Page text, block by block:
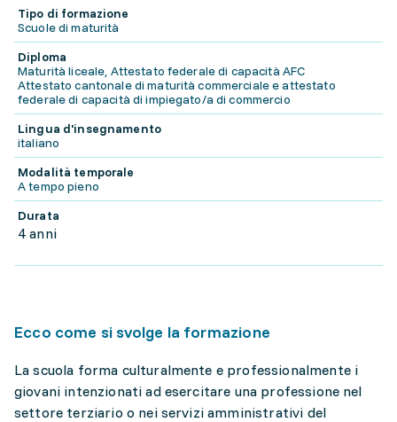
Tipo di formazione
Scuole di maturità
Diploma
Maturità liceale, Attestato federale di capacità AFC
Attestato cantonale di maturità commerciale e attestato
federale di capacità di impiegato/a di commercio
Lingua d'insegnamento
italiano
Modalità temporale
A tempo pieno
Durata
4 anni
Ecco come si svolge la formazione
La scuola forma culturalmente e professionalmente i
giovani intenzionati ad esercitare una professione nel
settore terziario o nei servizi amministrativi del